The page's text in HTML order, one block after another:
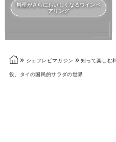
料理がさらにおいしくなるワインペ
アリング
» シェフレピマガジン » 知って楽しむ
役、タイの国民的サラダの世界